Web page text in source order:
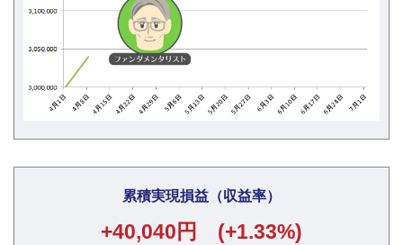
累積実現損益（収益率）
+40,040円 (+1.33%)